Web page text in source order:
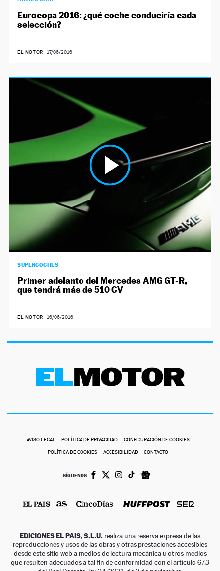
Eurocopa 2016: ¿qué coche conduciría cada
selección?
EL MOTOR | 17/06/2016
SUPERCOCHES
Primer adelanto del Mercedes AMG GT-R,
que tendrá más de 510 CV
EL MOTOR | 16/06/2016
AVISO LEGAL POLÍTICA DE PRIVACIDAD CONFIGURACIÓN DE COOKIES
POLÍTICA DE COOKIES ACCESIBILIDAD CONTACTO
SÍGUENOS:
EDICIONES EL PAIS, S.L.U. realiza una reserva expresa de las
reproducciones y usos de las obras y otras prestaciones accesibles
desde este sitio web a medios de lectura mecánica u otros medios
que resulten adecuados a tal fin de conformidad con el artículo 67.3